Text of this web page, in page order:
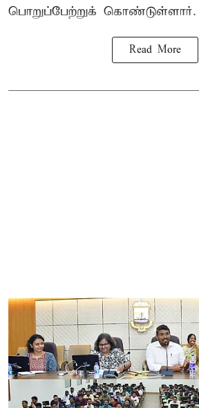
பொறுப்பேற்றுக் கொண்டுள்ளார்.
Read More